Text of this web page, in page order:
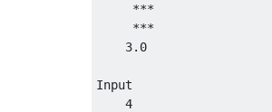
     ***
     ***
    3.0
Input
    4